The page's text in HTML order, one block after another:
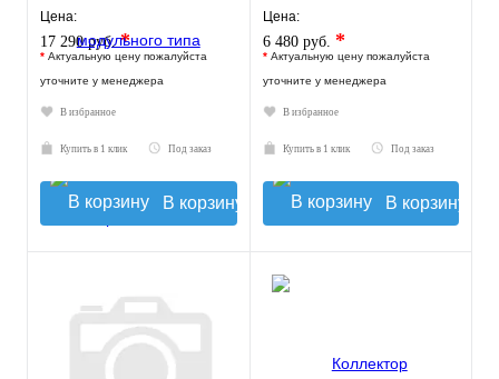
Цена:
17 290 руб.*
* Актуальную цену пожалуйста
уточните у менеджера
В избранное
Купить в 1 клик Под заказ
В корзину
Цена:
6 480 руб. *
* Актуальную цену пожалуйста
уточните у менеджера
В избранное
Купить в 1 клик Под заказ
В корзину